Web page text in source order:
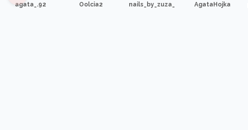
agata_.92 Oolcia2 nails_by_zuza_ AgataHojka